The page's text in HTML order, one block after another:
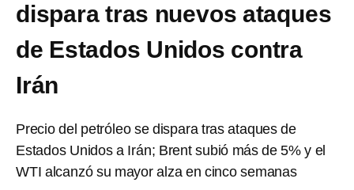
dispara tras nuevos ataques
de Estados Unidos contra
Irán
Precio del petróleo se dispara tras ataques de
Estados Unidos a Irán; Brent subió más de 5% y el
WTI alcanzó su mayor alza en cinco semanas